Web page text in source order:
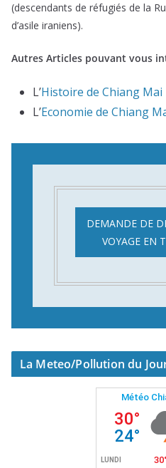
(descendants de réfugiés de la
d’asile iraniens).
Autres Articles pouvant vous
L’Histoire de Chiang Mai
L’Economie de Chiang
DEMANDE DE
VOYAGE EN
La Meteo/Pollution du